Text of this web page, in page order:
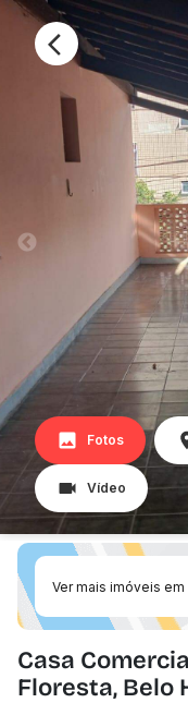
Fotos
Vídeo
Ver mais imóveis em
Casa
Floresta, Belo